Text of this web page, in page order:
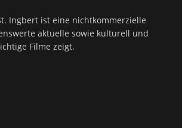
Ingbert ist eine nichtkommerzielle
aktuelle sowie kulturell und
Filme zeigt.